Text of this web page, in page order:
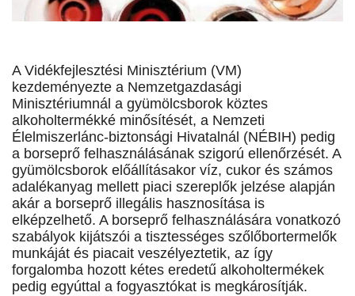
A Vidékfejlesztési Minisztérium (VM)
kezdeményezte a Nemzetgazdasági
Minisztériumnál a gyümölcsborok köztes
alkoholtermékké minősítését, a Nemzeti
Élelmiszerlánc-biztonsági Hivatalnál (NÉBIH) pedig
a borseprő felhasználásának szigorú ellenőrzését. A
gyümölcsborok előállításakor víz, cukor és számos
adalékanyag mellett piaci szereplők jelzése alapján
akár a borseprő illegális hasznosítása is
elképzelhető. A borseprő felhasználására vonatkozó
szabályok kijátszói a tisztességes szőlőbortermelők
munkáját és piacait veszélyeztetik, az így
forgalomba hozott kétes eredetű alkoholtermékek
pedig egyúttal a fogyasztókat is megkárosítják.